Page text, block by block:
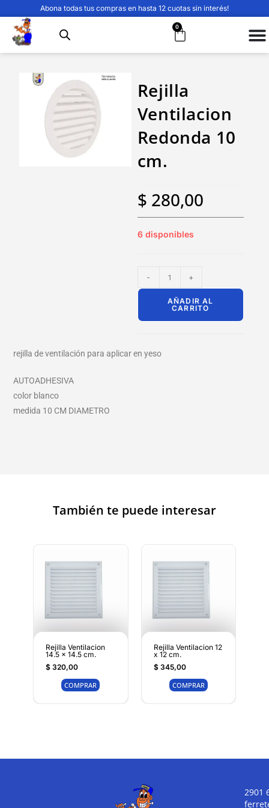
Abona todas tus compras en hasta 12 cuotas sin interés!
0
Rejilla
Ventilacion
Redonda 10
cm.
$ 280,00
6 disponibles
- +
AÑADIR AL
CARRITO
rejilla de ventilación para aplicar en yeso
AUTOADHESIVA
color blanco
medida 10 CM DIAMETRO
También te puede interesar
Rejilla Ventilacion
14.5 x 14.5 cm.
$320,00
COMPRAR
Rejilla Ventilacion 12
x 12 cm.
$345,00
COMPRAR
2901